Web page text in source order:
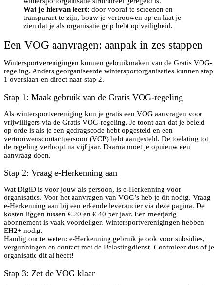
Wat je hiervan leert: door vooraf te screenen en
transparant te zijn, bouw je vertrouwen op en laat je
zien dat je als organisatie grip hebt op veiligheid.
Een VOG aanvragen: aanpak in zes stappen
Wintersportverenigingen kunnen gebruikmaken van de Gratis VOG-
regeling. Anders georganiseerde wintersportorganisaties kunnen stap
1 overslaan en direct naar stap 2.
Stap 1: Maak gebruik van de Gratis VOG-regeling
Als wintersportvereniging kun je gratis een VOG aanvragen voor
vrijwilligers via de Gratis VOG-regeling. Je toont aan dat je beleid
op orde is als je een gedragscode hebt opgesteld en een
vertrouwenscontactpersoon (VCP) hebt aangesteld. De toelating tot
de regeling verloopt na vijf jaar. Daarna moet je opnieuw een
aanvraag doen.
Stap 2: Vraag e-Herkenning aan
Wat DigiD is voor jouw als persoon, is e-Herkenning voor
organisaties. Voor het aanvragen van VOG’s heb je dit nodig. Vraag
e-Herkenning aan bij een erkende leverancier via deze pagina. De
kosten liggen tussen € 20 en € 40 per jaar. Een meerjarig
abonnement is vaak voordeliger. Wintersportverenigingen hebben
EH2+ nodig.
Handig om te weten: e-Herkenning gebruik je ook voor subsidies,
vergunningen en contact met de Belastingdienst. Controleer dus of je
organisatie dit al heeft!
Stap 3: Zet de VOG klaar